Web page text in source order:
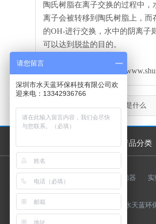
陶氏树脂在离子交换的过程中，
离子会被转移到陶氏树脂上，而
的OH-进行交换，水中的阴离子
可以达到脱盐的目的。
本文由水天蓝环保(http://
陶氏树脂的意义是什么
产品分类
首页幻灯
友情链接： 过滤器
Copyright © 2015-2023 深圳市水天蓝
请您留言
深圳市水天蓝环保科技有限公司欢
迎来电：13342936766